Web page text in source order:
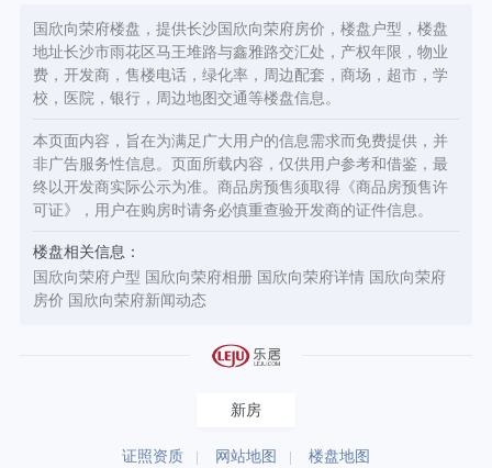
国欣向荣府楼盘，提供长沙国欣向荣府房价，楼盘户型，楼盘
地址长沙市雨花区马王堆路与鑫雅路交汇处，产权年限，物业
费，开发商，售楼电话，绿化率，周边配套，商场，超市，学
校，医院，银行，周边地图交通等楼盘信息。
本页面内容，旨在为满足广大用户的信息需求而免费提供，并
非广告服务性信息。页面所载内容，仅供用户参考和借鉴，最
终以开发商实际公示为准。商品房预售须取得《商品房预售许
可证》，用户在购房时请务必慎重查验开发商的证件信息。
楼盘相关信息：
国欣向荣府户型 国欣向荣府相册 国欣向荣府详情 国欣向荣府
房价 国欣向荣府新闻动态
新房
证照资质 网站地图 楼盘地图